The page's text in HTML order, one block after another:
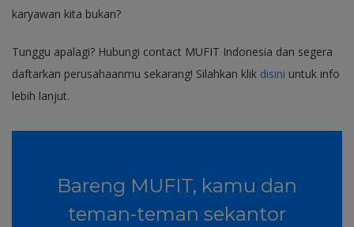
karyawan kita bukan?
Tunggu apalagi? Hubungi contact MUFIT Indonesia dan segera
daftarkan perusahaanmu sekarang! Silahkan klik disini untuk info
lebih lanjut.
Bareng MUFIT, kamu dan
teman-teman sekantor